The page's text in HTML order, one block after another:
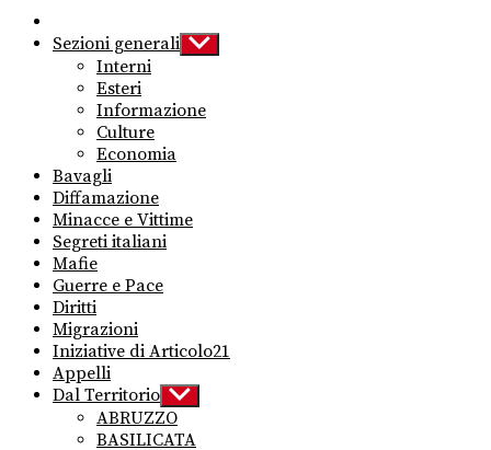
Sezioni generali Show
sub
Interni
Esteri
Informazione
Culture
Economia
Bavagli
Diffamazione
Minacce e Vittime
Segreti italiani
Mafie
Guerre e Pace
Diritti
Migrazioni
Iniziative di Articolo21
Appelli
Dal Territorio Show
sub
menu
ABRUZZO
BASILICATA